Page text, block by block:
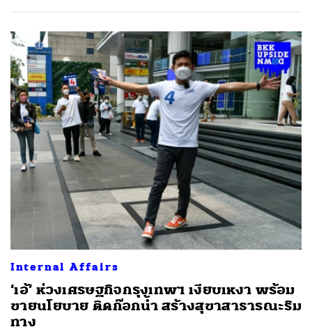
Internal Affairs
‘เอ้’ ห่วงเศรษฐกิจกรุงเทพฯ เงียบเหงา พร้อม
ขายนโยบาย ติดก๊อกน้ำ สร้างสุขาสาธารณะริม
ทาง
SHARE TWEET LINE EMAIL